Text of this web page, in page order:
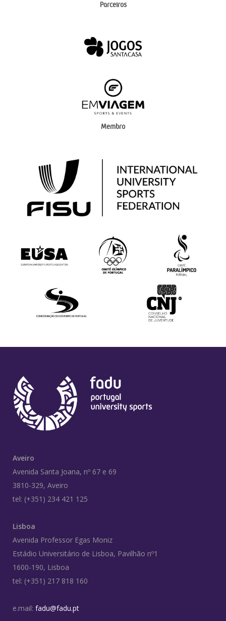
Parceiros
Membro
Aveiro
Avenida Santa Joana, nº 67 e 69
3810-329, Aveiro
tel: (+351) 234 421 125
Lisboa
Avenida Professor Egas Moniz
Estádio Universitário de Lisboa, Pavilhão nº1
1600-190, Lisboa
tel: (+351) 217 818 160
e.mail: fadu@fadu.pt